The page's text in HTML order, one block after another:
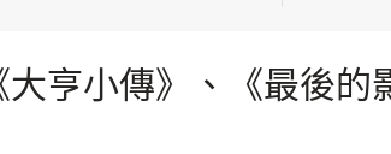
大亨小傳》、《最後的